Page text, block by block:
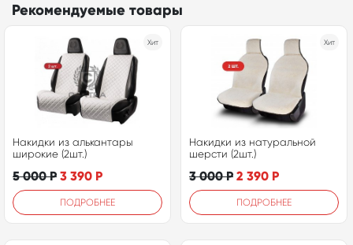
Рекомендуемые товары
Хит
Накидки из алькантары
широкие (2шт.)
5 000Р 3 390 Р
ПОДРОБНЕЕ
Хит
Накидки из натуральной
шерсти (2шт.)
3 000Р 2 390 Р
ПОДРОБНЕЕ